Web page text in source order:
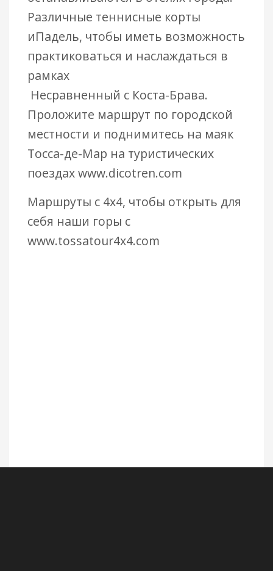
Различные теннисные корты
иПадель, чтобы иметь возможность
практиковаться и наслаждаться в
рамках
Несравненный с Коста-Брава.
Проложите маршрут по городской
местности и поднимитесь на маяк
Тосса-де-Мар на туристических
поездахwww.dicotren.com
Маршруты с 4x4, чтобы открыть для
себя наши горы с
www.tossatour4x4.com